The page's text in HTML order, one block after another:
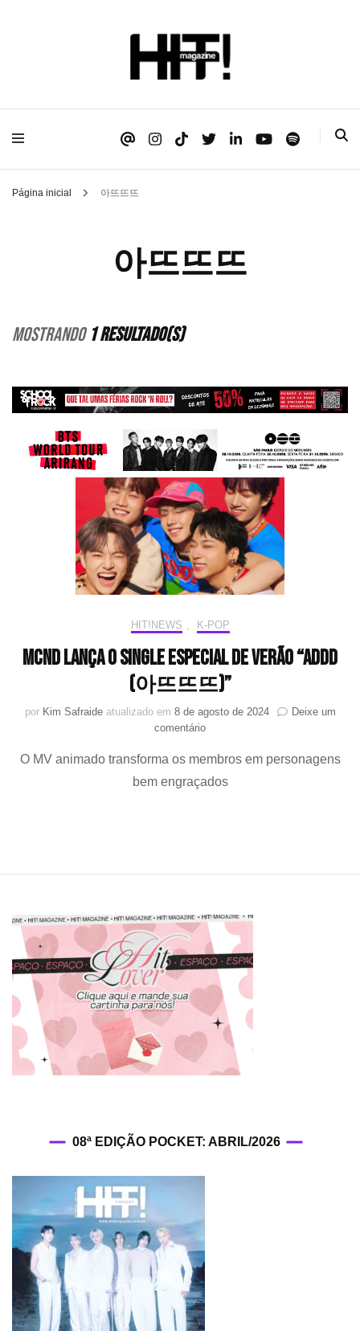
HIT!Magazine
Página inicial 아뜨뜨뜨
아뜨뜨뜨
Mostrando1 Resultado(s)
HIT!NEWS , K-POP
MCND lança o single especial de verão “ADDD
(아뜨뜨뜨)”
por Kim Safraide atualizado em 8 de agosto de 2024
Deixe um
comentárioem
lança
(아
뜨)”
O MV animado transforma os membros em personagens
bem engraçados
08ª EDIÇÃO POCKET: ABRIL/2026